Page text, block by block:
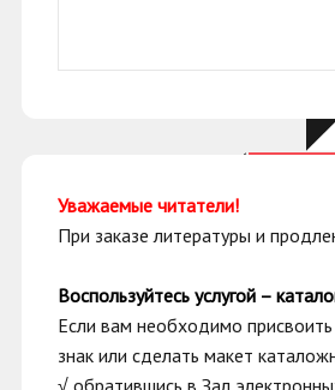
Уважаемые читатели!
При заказе литературы и
Воспользуйтесь услугой –
Если вам необходимо
знак или сделать макет
√ обратившись в Зал